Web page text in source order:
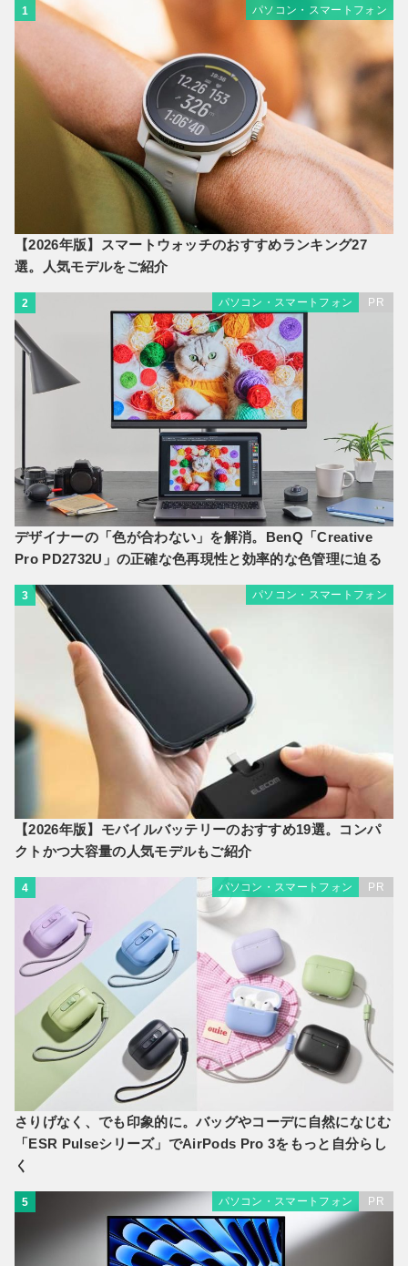
1 パソコン・スマートフォン
【2026年版】スマートウォッチのおすすめランキング27
選。人気モデルをご紹介
2 パソコン・スマートフォン PR
デザイナーの「色が合わない」を解消。BenQ「Creative
Pro PD2732U」の正確な色再現性と効率的な色管理に迫る
3 パソコン・スマートフォン
【2026年版】モバイルバッテリーのおすすめ19選。コンパ
クトかつ大容量の人気モデルもご紹介
4 パソコン・スマートフォン PR
さりげなく、でも印象的に。バッグやコーデに自然になじむ
「ESR Pulseシリーズ」でAirPods Pro 3をもっと自分らし
く
5 パソコン・スマートフォン PR